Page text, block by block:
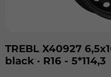
TREBL Х40927
black · R16 - 5*114,3